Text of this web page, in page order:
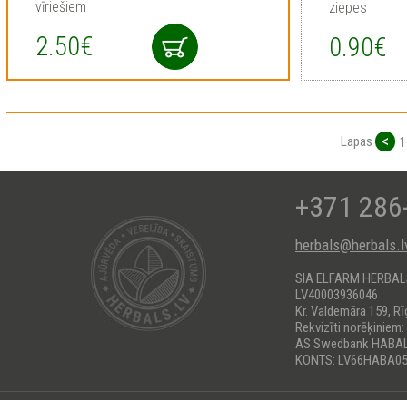
vīriešiem
2.50€
ziepes
0.90€
Lapas < 1
+371
SIA ELFARM
LV40003936046
Kr. Valdemāra 159,
Rekvizīti norēķiniem:
AS Swedbank
KONTS: